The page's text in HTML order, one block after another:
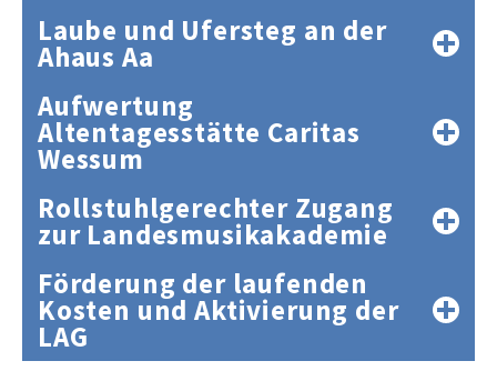
Laube und Ufersteg an der
Ahaus Aa
Aufwertung
Altentagesstätte Caritas
Wessum
Rollstuhlgerechter Zugang
zur Landesmusikakademie
Förderung der laufenden
Kosten und Aktivierung der
LAG